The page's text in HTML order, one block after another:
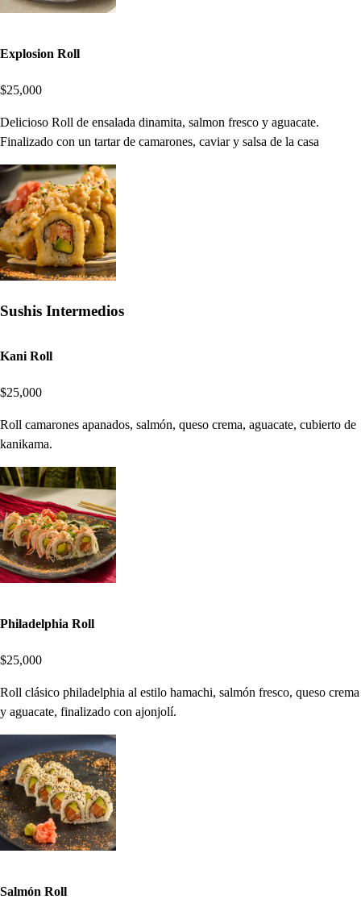
Explosion Roll
$25,000
Delicioso Roll de ensalada dinamita, salmon fresco y aguacate.
Finalizado con un tartar de camarones, caviar y salsa de la casa
Sushis Intermedios
Kani Roll
$25,000
Roll camarones apanados, salmón, queso crema, aguacate, cubierto de
kanikama.
Philadelphia Roll
$25,000
Roll clásico philadelphia al estilo hamachi, salmón fresco, queso crema
y aguacate, finalizado con ajonjolí.
Salmón Roll